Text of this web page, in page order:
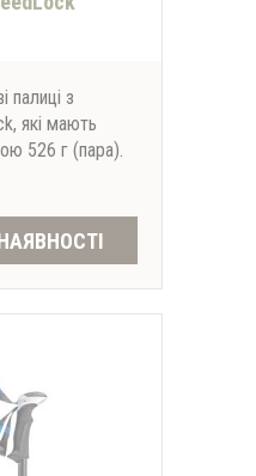
палиці з
які мають
526 г (пара).